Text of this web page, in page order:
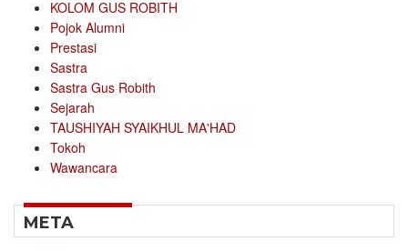
KOLOM GUS ROBITH
Pojok Alumni
Prestasi
Sastra
Sastra Gus Robith
Sejarah
TAUSHIYAH SYAIKHUL MA'HAD
Tokoh
Wawancara
META